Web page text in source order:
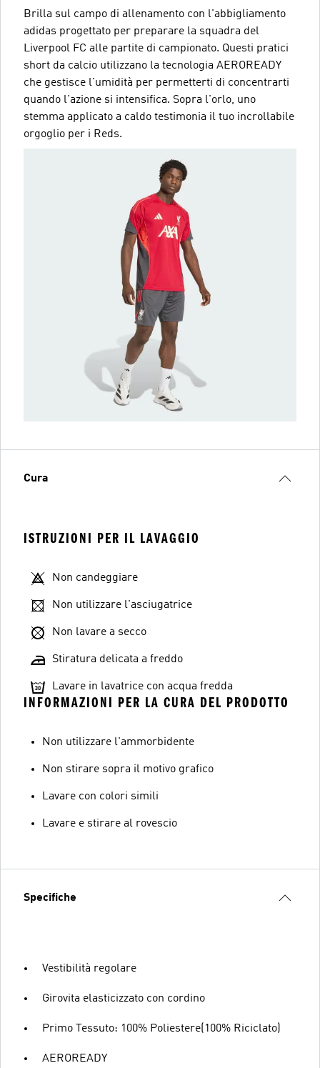
Brilla sul campo di allenamento con l'abbigliamento
adidas progettato per preparare la squadra del
Liverpool FC alle partite di campionato. Questi pratici
short da calcio utilizzano la tecnologia AEROREADY
che gestisce l'umidità per permetterti di concentrarti
quando l'azione si intensifica. Sopra l'orlo, uno
stemma applicato a caldo testimonia il tuo incrollabile
orgoglio per i Reds.
Cura
ISTRUZIONI PER IL LAVAGGIO
Non candeggiare
Non utilizzare l'asciugatrice
Non lavare a secco
Stiratura delicata a freddo
Lavare in lavatrice con acqua fredda
INFORMAZIONI PER LA CURA DEL PRODOTTO
Non utilizzare l'ammorbidente
Non stirare sopra il motivo grafico
Lavare con colori simili
Lavare e stirare al rovescio
Specifiche
Vestibilità regolare
Girovita elasticizzato con cordino
Primo Tessuto: 100% Poliestere(100% Riciclato)
AEROREADY